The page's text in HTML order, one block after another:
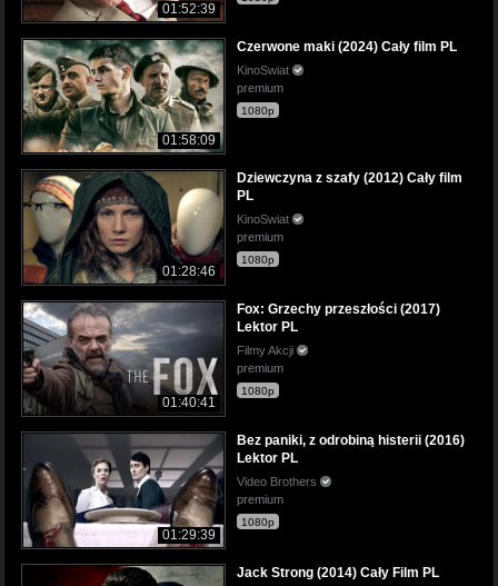
01:52:39
01:58:09
Czerwone maki (2024) Cały film PL
KinoSwiat
premium
1080p
01:28:46
Dziewczyna z szafy (2012) Cały film
PL
KinoSwiat
premium
1080p
01:40:41
Fox: Grzechy przeszłości (2017)
Lektor PL
Filmy Akcji
premium
1080p
01:29:39
Bez paniki, z odrobiną histerii (2016)
Lektor PL
Video Brothers
premium
1080p
Jack Strong (2014) Cały Film PL